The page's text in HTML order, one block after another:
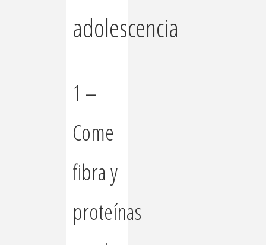
adolescencia
1 –
Come
fibra y
proteínas